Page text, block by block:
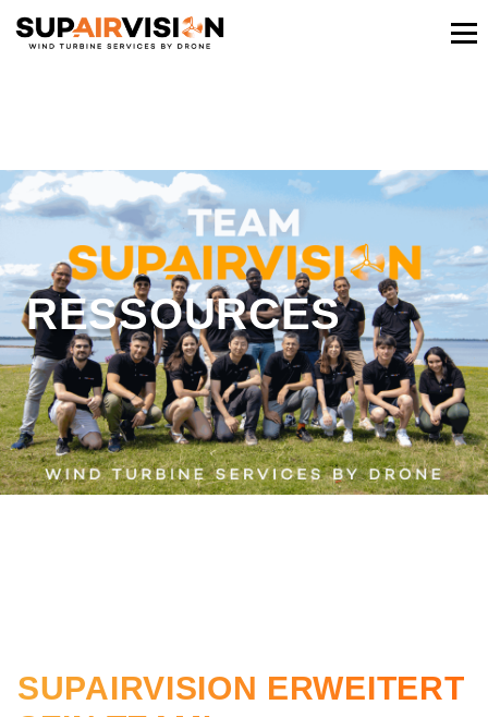
RESSOURCES
SUPAIRVISION ERWEITERT